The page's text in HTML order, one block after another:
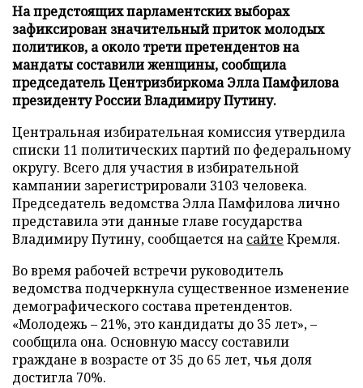
На предстоящих парламентских выборах
зафиксирован значительный приток молодых
политиков, а около трети претендентов на
мандаты составили женщины, сообщила
председатель Центризбиркома Элла Памфилова
президенту России Владимиру Путину.
Центральная избирательная комиссия утвердила
списки 11 политических партий по федеральному
округу. Всего для участия в избирательной
кампании зарегистрировали 3103 человека.
Председатель ведомства Элла Памфилова лично
представила эти данные главе государства
Владимиру Путину, сообщается на сайте Кремля.
Во время рабочей встречи руководитель
ведомства подчеркнула существенное изменение
демографического состава претендентов.
«Молодежь – 21%, это кандидаты до 35 лет», –
сообщила она. Основную массу составили
граждане в возрасте от 35 до 65 лет, чья доля
достигла 70%.